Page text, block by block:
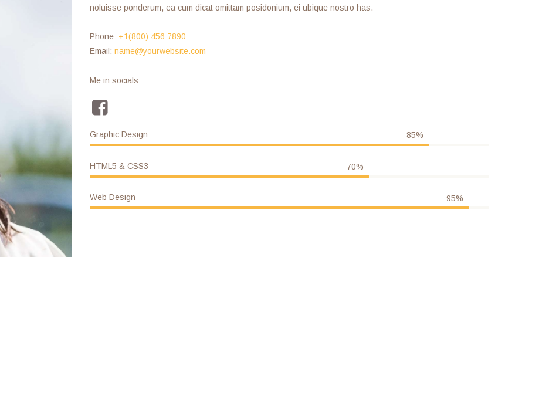
noluisse ponderum, ea cum dicat omittam posidonium, ei ubique nostro has.
Phone: +1(800) 456 7890
Email:name@yourwebsite.com
Me in socials:
Graphic Design 85%
HTML5 & CSS3 70%
Web Design 95%